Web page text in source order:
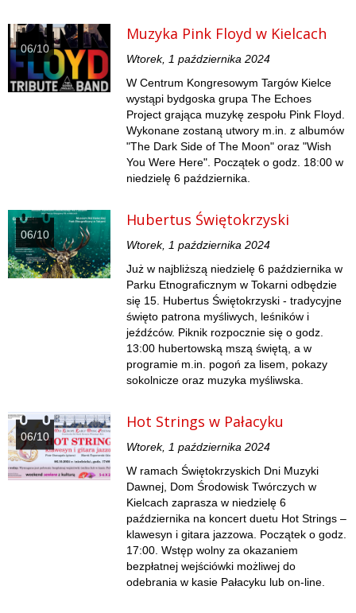
06/10
Muzyka Pink Floyd w Kielcach
Wtorek, 1 października 2024
W Centrum Kongresowym Targów Kielce
wystąpi bydgoska grupa The Echoes
Project grająca muzykę zespołu Pink Floyd.
Wykonane zostaną utwory m.in. z albumów
"The Dark Side of The Moon" oraz "Wish
You Were Here". Początek o godz. 18:00 w
niedzielę 6 października.
06/10
Hubertus Świętokrzyski
Wtorek, 1 października 2024
Już w najbliższą niedzielę 6 października w
Parku Etnograficznym w Tokarni odbędzie
się 15. Hubertus Świętokrzyski - tradycyjne
święto patrona myśliwych, leśników i
jeźdźców. Piknik rozpocznie się o godz.
13:00 hubertowską mszą świętą, a w
programie m.in. pogoń za lisem, pokazy
sokolnicze oraz muzyka myśliwska.
06/10
Hot Strings w Pałacyku
Wtorek, 1 października 2024
W ramach Świętokrzyskich Dni Muzyki
Dawnej, Dom Środowisk Twórczych w
Kielcach zaprasza w niedzielę 6
października na koncert duetu Hot Strings –
klawesyn i gitara jazzowa. Początek o godz.
17:00. Wstęp wolny za okazaniem
bezpłatnej wejściówki możliwej do
odebrania w kasie Pałacyku lub on-line.